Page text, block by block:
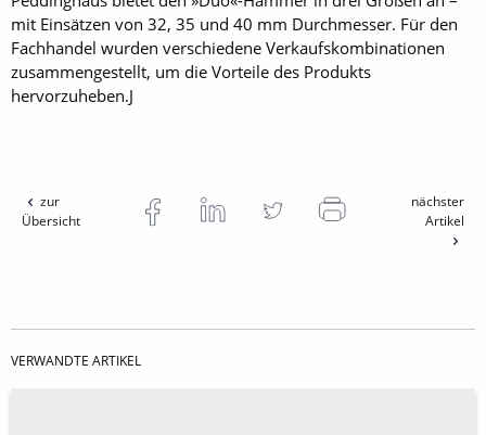
mit Einsätzen von 32, 35 und 40 mm Durchmesser. Für den
Fachhandel wurden verschiedene Verkaufskombinationen
zusammengestellt, um die Vorteile des Produkts
hervorzuheben.J
zur
Übersicht
nächster
Artikel
VERWANDTE ARTIKEL